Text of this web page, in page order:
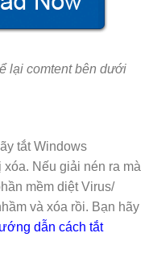
lại comtent bên dưới
tắt Windows
xóa. Nếu giải nén ra mà
mềm diệt Virus/
và xóa rồi. Bạn hãy
dẫn cách tắt